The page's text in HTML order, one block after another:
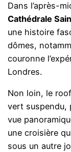
Dans l’après-
Cathédrale
une histoire
dômes,
couronne
Londres.
Non loin, le
vert suspendu,
vue
une croisière
sous un autre